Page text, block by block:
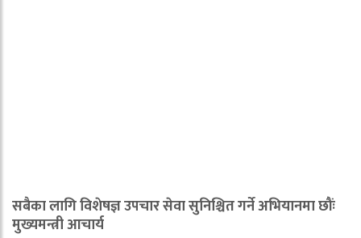
सबैका लागि विशेषज्ञ उपचार सेवा सुनिश्चित गर्ने अभियानमा छौंः
मुख्यमन्त्री आचार्य